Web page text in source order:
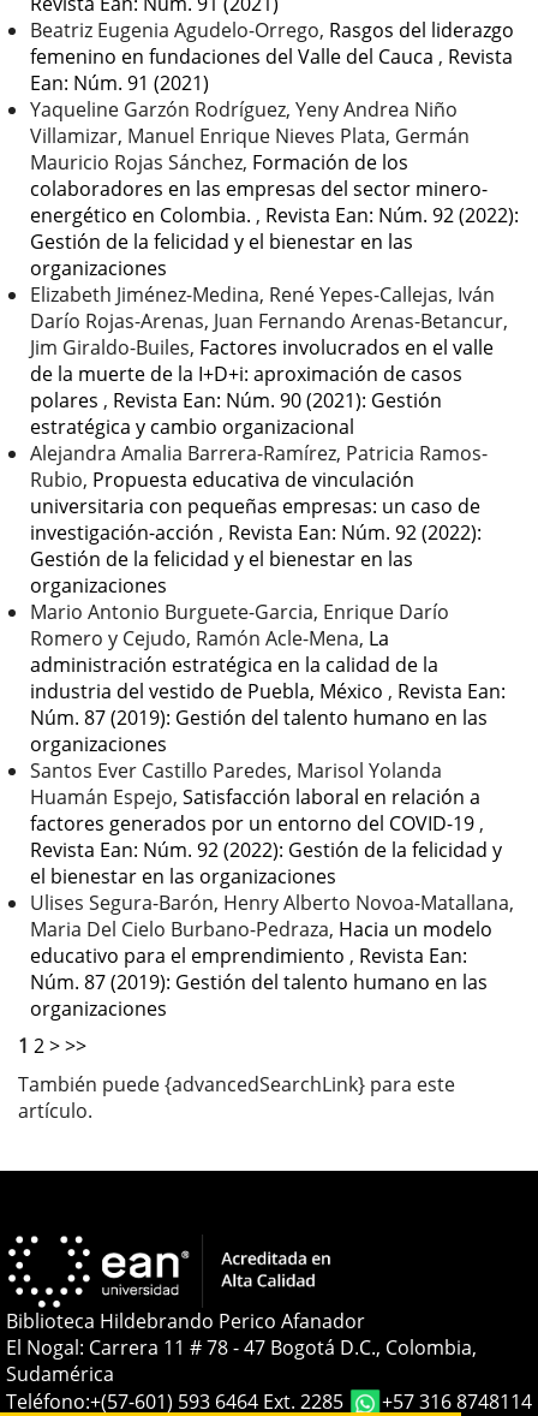
Beatriz Eugenia Agudelo-Orrego, Rasgos del liderazgo
femenino en fundaciones del Valle del Cauca , Revista
Ean: Núm. 91 (2021)
Yaqueline Garzón Rodríguez, Yeny Andrea Niño
Villamizar, Manuel Enrique Nieves Plata, Germán
Mauricio Rojas Sánchez, Formación de los
colaboradores en las empresas del sector minero-
energético en Colombia. , Revista Ean: Núm. 92 (2022):
Gestión de la felicidad y el bienestar en las
organizaciones
Elizabeth Jiménez-Medina, René Yepes-Callejas, Iván
Darío Rojas-Arenas, Juan Fernando Arenas-Betancur,
Jim Giraldo-Builes, Factores involucrados en el valle
de la muerte de la I+D+i: aproximación de casos
polares , Revista Ean: Núm. 90 (2021): Gestión
estratégica y cambio organizacional
Alejandra Amalia Barrera-Ramírez, Patricia Ramos-
Rubio, Propuesta educativa de vinculación
universitaria con pequeñas empresas: un caso de
investigación-acción , Revista Ean: Núm. 92 (2022):
Gestión de la felicidad y el bienestar en las
organizaciones
Mario Antonio Burguete-Garcia, Enrique Darío
Romero y Cejudo, Ramón Acle-Mena, La
administración estratégica en la calidad de la
industria del vestido de Puebla, México , Revista Ean:
Núm. 87 (2019): Gestión del talento humano en las
organizaciones
Santos Ever Castillo Paredes, Marisol Yolanda
Huamán Espejo, Satisfacción laboral en relación a
factores generados por un entorno del COVID-19 ,
Revista Ean: Núm. 92 (2022): Gestión de la felicidad y
el bienestar en las organizaciones
Ulises Segura-Barón, Henry Alberto Novoa-Matallana,
Maria Del Cielo Burbano-Pedraza, Hacia un modelo
educativo para el emprendimiento , Revista Ean:
Núm. 87 (2019): Gestión del talento humano en las
organizaciones
1 2>>>
También puede {advancedSearchLink} para este
artículo.
Biblioteca Hildebrando Perico Afanador
El Nogal: Carrera 11 # 78 - 47 Bogotá D.C., Colombia,
Sudamérica
Teléfono:+(57-601) 593 6464 Ext. 2285 +57 316 8748114